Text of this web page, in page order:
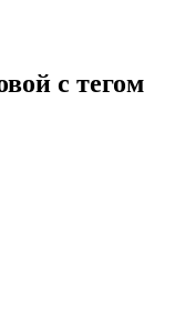
с тегом